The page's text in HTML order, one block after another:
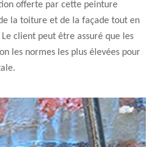
offerte par cette peinture
la toiture et de la façade tout en
client peut être assuré que les
les normes les plus élevées pour